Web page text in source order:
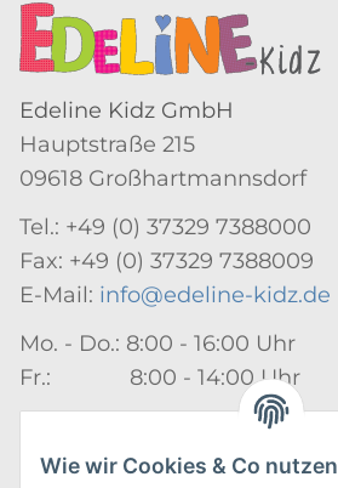
Wie wir Cookies & Co nutzen
Edeline Kidz GmbH
Hauptstraße 215
09618 Großhartmannsdorf
Tel.: +49 (0) 37329 7388000
Fax: +49 (0) 37329 7388009
E-Mail: info@edeline-kidz.de
Mo. - Do.: 8:00 - 16:00 Uhr
Fr.: 8:00 - 14:00 Uhr
Zum Kontaktformular